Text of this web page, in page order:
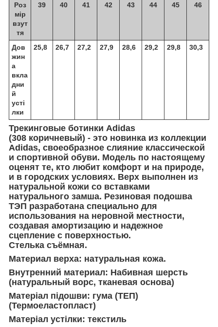
Роз
мір
взут
тя
39 40 41 42 43 44 45 46
Дов
жин
а
вкла
дни
й
усті
лки
25,8 26,7 27,2 27,9 28,6 29,2 29,8 30,3
Трекинговые ботинки Adidas
(308 коричневый) - это новинка из коллекции
Adidas, своеобразное слияние классической
и спортивной обуви. Модель по настоящему
оценят те, кто любит комфорт и на природе,
и в городских условиях. Верх выполнен из
натуральной кожи со вставками
натурального замша. Резиновая подошва
ТЭП разработана специально для
использования на неровной местности,
создавая амортизацию и надежное
сцепление с поверхностью.
Стелька съёмная.
Материал верха: натуральная кожа.
Внутренний материал: Набивная шерсть
(натуральный ворс, тканевая основа)
Матеріал підошви: гума (ТЕП)
(Термоеластопласт)
Матеріал устілки: текстиль